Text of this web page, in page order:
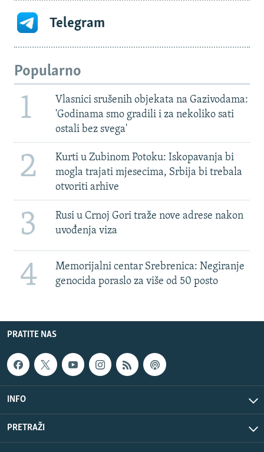
Telegram
Popularno
1
Vlasnici srušenih objekata na Gazivodama:
'Godinama smo gradili i za nekoliko sati
ostali bez svega'
2
Kurti u Zubinom Potoku: Iskopavanja bi
mogla trajati mjesecima, Srbija bi trebala
otvoriti arhive
3
Rusi u Crnoj Gori traže nove adrese nakon
uvođenja viza
4
Memorijalni centar Srebrenica: Negiranje
genocida poraslo za više od 50 posto
PRATITE NAS
INFO
PRETRAŽI